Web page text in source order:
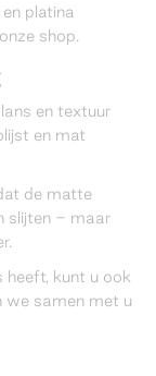
platina
shop.
en textuur
en mat
de matte
slijten - maar
heeft, kunt u ook
we samen met u